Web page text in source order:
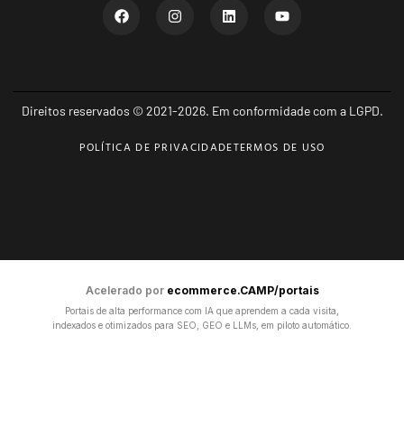
Direitos reservados © 2021-2026. Em conformidade com a LGPD.
POLÍTICA DE PRIVACIDADETERMOS DE USO
Acelerado por ecommerce.CAMP/portais
Portais de alta performance com IA que aprendem a cada visita,
indexados e otimizados para SEO, GEO e LLMs, em piloto automático.